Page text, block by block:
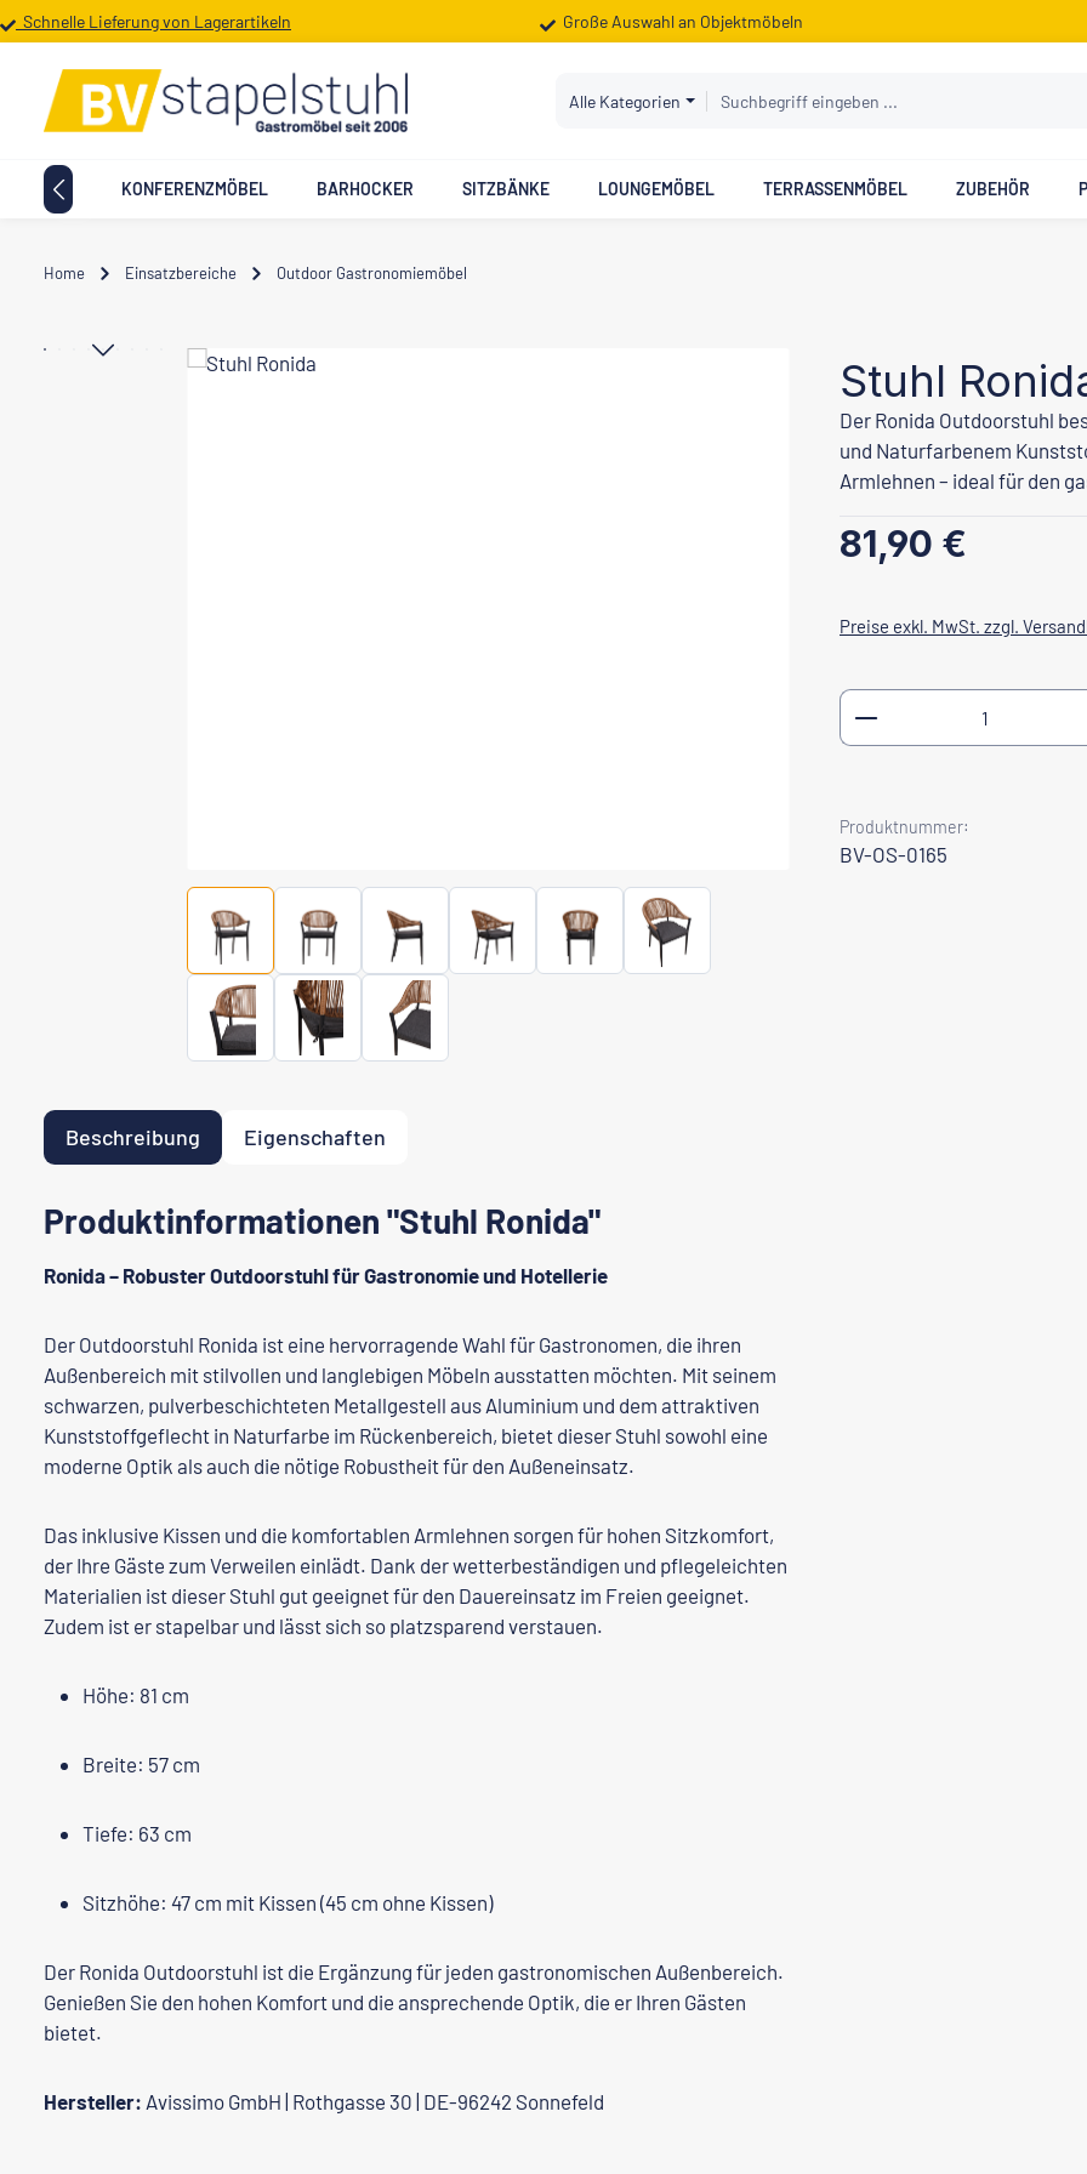
Hauptinhalt springen
Zur Suche springen
Zur Hauptnavigation springen
Schnelle Lieferung von Lagerartikeln Große Auswahl an Objektmöbeln
Alle Kategorien
KONFERENZMÖBEL BARHOCKER SITZBÄNKE LOUNGEMÖBEL TERRASSENMÖBEL ZUBEHÖR
Home Einsatzbereiche Outdoor Gastronomiemöbel
Bildergalerie überspringen Stuhl
Der Ronida Outdoorstuhl
und Naturfarbenem
Armlehnen – ideal für den
Regulärer Preis:
81,90 €
Preise exkl. MwSt. zzgl.
Produkt Anzahl:
Produktnummer:
BV-OS-0165
Beschreibung Eigenschaften
Produktinformationen "Stuhl Ronida"
Ronida – Robuster Outdoorstuhl für Gastronomie und Hotellerie
Der Outdoorstuhl Ronida ist eine hervorragende Wahl für Gastronomen, die ihren
Außenbereich mit stilvollen und langlebigen Möbeln ausstatten möchten. Mit seinem
schwarzen, pulverbeschichteten Metallgestell aus Aluminium und dem attraktiven
Kunststoffgeflecht in Naturfarbe im Rückenbereich, bietet dieser Stuhl sowohl eine
moderne Optik als auch die nötige Robustheit für den Außeneinsatz.
Das inklusive Kissen und die komfortablen Armlehnen sorgen für hohen Sitzkomfort,
der Ihre Gäste zum Verweilen einlädt. Dank der wetterbeständigen und pflegeleichten
Materialien ist dieser Stuhl gut geeignet für den Dauereinsatz im Freien geeignet.
Zudem ist er stapelbar und lässt sich so platzsparend verstauen.
Höhe: 81 cm
Breite: 57 cm
Tiefe: 63 cm
Sitzhöhe: 47 cm mit Kissen (45 cm ohne Kissen)
Der Ronida Outdoorstuhl ist die Ergänzung für jeden gastronomischen Außenbereich.
Genießen Sie den hohen Komfort und die ansprechende Optik, die er Ihren Gästen
bietet.
Hersteller: Avissimo GmbH | Rothgasse 30 | DE-96242 Sonnefeld